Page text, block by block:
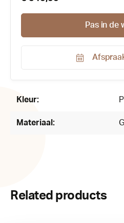
Pas in de
Kleur:
Materiaal:
Related products